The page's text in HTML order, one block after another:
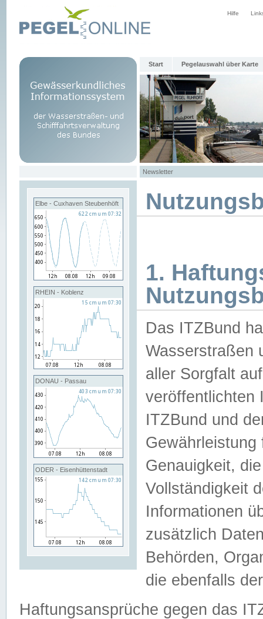
Hilfe
Start Pegelauswahl über Karte
Newsletter
Elbe - Cuxhaven Steubenhöft
RHEIN - Koblenz
DONAU - Passau
ODER - Eisenhüttenstadt
1.
Das ITZBund
Wasserstraßen
aller Sorgfalt
veröffentlichten
ITZBund und
Genauigkeit,
Vollständigkeit
Informationen
zusätzlich
Behörden,
die ebenfalls
Haftungsansprüche gegen das